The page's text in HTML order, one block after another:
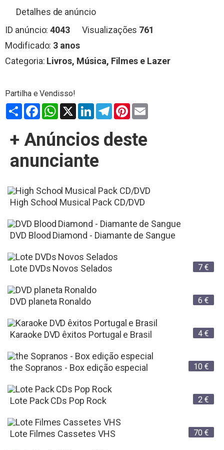
Detalhes de anúncio
ID anúncio: 4043 Visualizações 761
Modificado: 3 anos
Categoria: Livros, Música, Filmes e Lazer
PartilharFacebookWhatsApp
X LinkedInTelegram
Pinterest
+ Anúncios deste
anunciante
High School Musical Pack CD/DVD
7 €
DVD Blood Diamond - Diamante de Sangue
6 €
Lote DVDs Novos Selados
4 €
DVD planeta Ronaldo
10 €
Karaoke DVD êxitos Portugal e Brasil
2 €
the Sopranos - Box edição especial
70 €
Lote Pack CDs Pop Rock
Lote Filmes Cassetes VHS